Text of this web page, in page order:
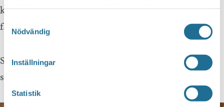
Samtyckesval
Nödvändig
Inställningar
Statistik
kunde hoppa in med kort varsel har fått andra mer
fasta anställningar.
Säljare med mer branschspecifika kunskaper är
svårare att hitta och man utbildar oftast på plats.